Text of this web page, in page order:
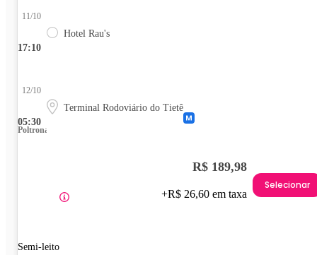
17:10
11/10
Hotel Rau's
05:30
12/10
Terminal Rodoviário do Tietê
Poltrona
Semi-leito
R$ 189,98
+R$ 26,60 em taxa
Selecionar